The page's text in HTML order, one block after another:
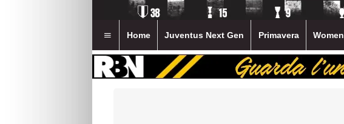
Home Juventus Next Gen Primavera Women